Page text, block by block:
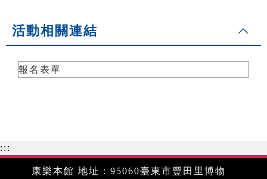
活動相關連結
報名表單
:::
康樂本館 地址：95060臺東市豐田里博物